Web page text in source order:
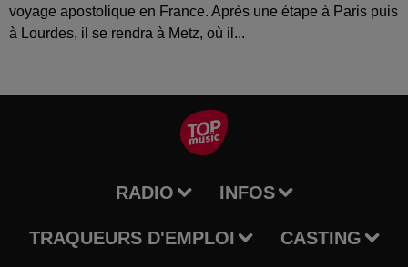
voyage apostolique en France. Après une étape à Paris puis
à Lourdes, il se rendra à Metz, où il...
RADIO INFOS
TRAQUEURS D'EMPLOI CASTING